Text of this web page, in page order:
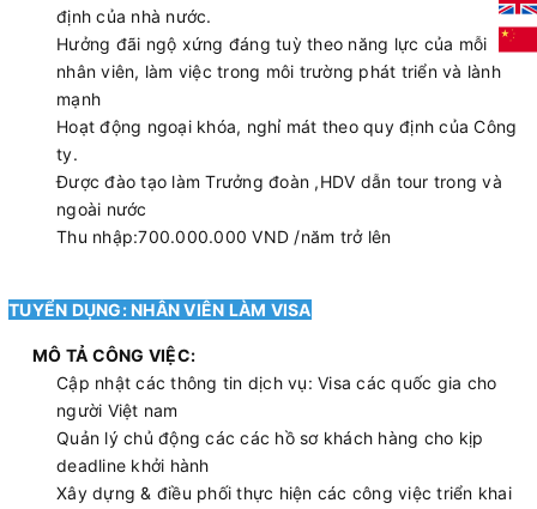
định của nhà nước.
Hưởng đãi ngộ xứng đáng tuỳ theo năng lực của mỗi
nhân viên, làm việc trong môi trường phát triển và lành
mạnh
Hoạt động ngoại khóa, nghỉ mát theo quy định của Công
ty.
Được đào tạo làm Trưởng đoàn ,HDV dẫn tour trong và
ngoài nước
Thu nhập:700.000.000 VND /năm trở lên
TUYỂN DỤNG: NHÂN VIÊN LÀM VISA
MÔ TẢ CÔNG VIỆC:
Cập nhật các thông tin dịch vụ: Visa các quốc gia cho
người Việt nam
Quản lý chủ động các các hồ sơ khách hàng cho kịp
deadline khởi hành
Xây dựng & điều phối thực hiện các công việc triển khai